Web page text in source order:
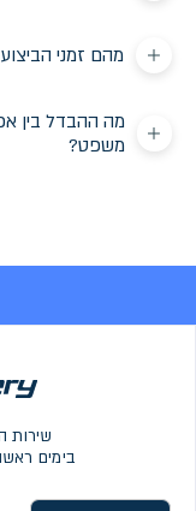
מהם זמני
מה ההבדל בין
משפט?
שירות
בימים ראשון-